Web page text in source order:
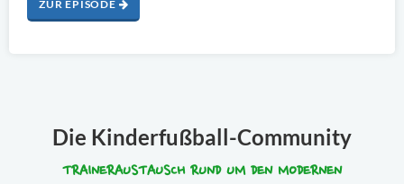
ZUR EPISODE
Die Kinderfußball-Community
TRAINERAUSTAUSCH RUND UM DEN MODERNEN